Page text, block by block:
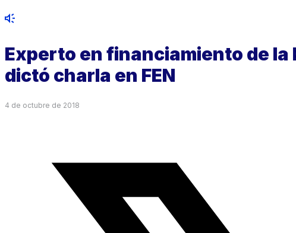
Experto en financiamiento de la
dictó charla en FEN
4 de octubre de 2018